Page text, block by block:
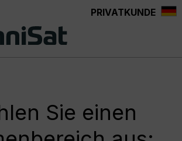
PRIVATKUNDE
Sie einen